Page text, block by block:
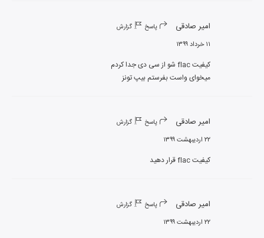
امیر صادقی پاسخ گزارش
۱۱ خرداد ۱۳۹۹
میخوای واست بفرستم بیپ تونز
امیر صادقی پاسخ گزارش
۲۲ اردیبهشت ۱۳۹۹
کیفیت flac قرار دهید
امیر صادقی پاسخ گزارش
۲۲ اردیبهشت ۱۳۹۹